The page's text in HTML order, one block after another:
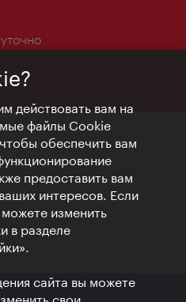
действовать вам на
файлы Cookie
обеспечить вам
предоставить вам
интересов. Если
изменить
в разделе
сайта вы можете